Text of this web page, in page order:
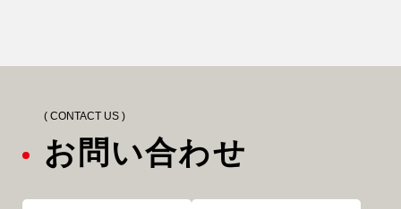
( CONTACT US )
お問い合わせ